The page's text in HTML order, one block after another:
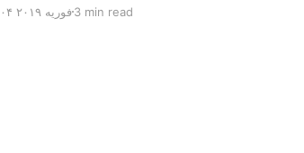
طریبیل توسط عادل عبد المهدی نخست وزیر عراق و
۰۴ فوریه ۲۰۱۹3 min read